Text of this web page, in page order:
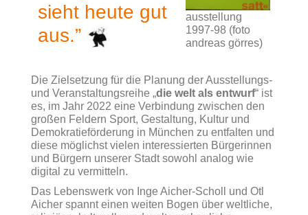
sieht heute gut
aus.”
ausstellung
1997-98 (foto
andreas görres)
Die Zielsetzung für die Planung der Ausstellungs-
und Veranstaltungsreihe „die welt als entwurf“ ist
es, im Jahr 2022 eine Verbindung zwischen den
großen Feldern Sport, Gestaltung, Kultur und
Demokratieförderung in München zu entfalten und
diese möglichst vielen interessierten Bürgerinnen
und Bürgern unserer Stadt sowohl analog wie
digital zu vermitteln.
Das Lebenswerk von Inge Aicher-Scholl und Otl
Aicher spannt einen weiten Bogen über weltliche,